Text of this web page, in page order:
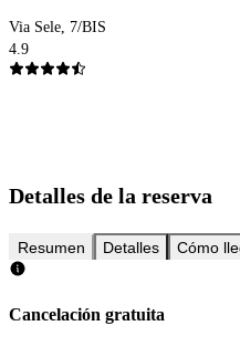
Via Sele, 7/BIS
4.9
Detalles de la reserva
Resumen Detalles Cómo
Cancelación gratuita